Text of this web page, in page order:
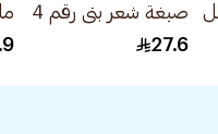
صبغة شعر بني رقم 4
1قطعة
27.6